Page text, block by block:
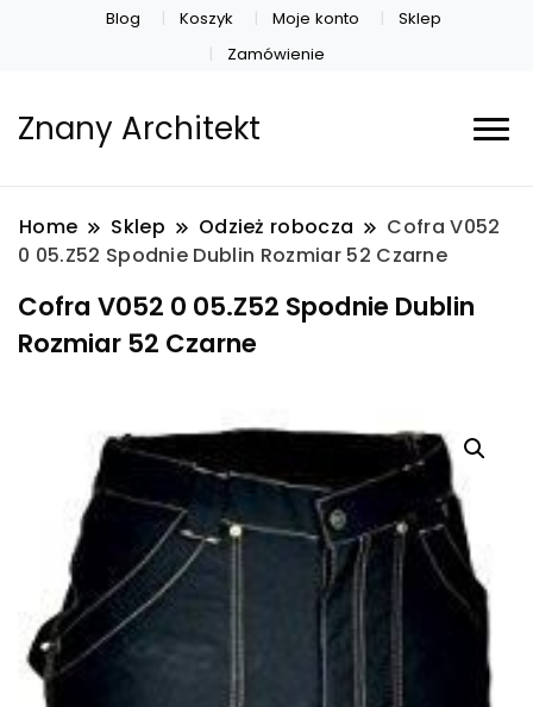
Blog Koszyk Moje konto
Sklep
Zamówienie
Znany Architekt
Home Sklep Odzież robocza
Cofra V052
0 05.Z52 Spodnie Dublin Rozmiar 52 Czarne
Cofra V052 0 05.Z52 Spodnie Dublin
Rozmiar 52 Czarne